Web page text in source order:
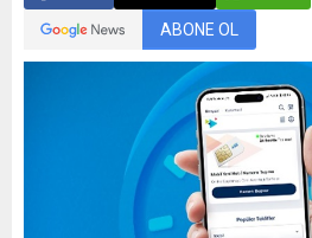
ABONE OL